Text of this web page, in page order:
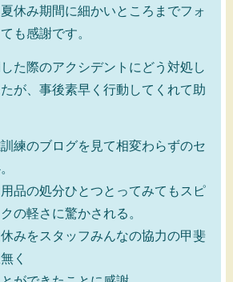
休み期間に細かいところまでフォ
も感謝です。
た際のアクシデントにどう対処し
が、事後素早く行動してくれて助
練のブログを見て相変わらずのセ
処分ひとつとってみてもスピ
の軽さに驚かされる。
スタッフみんなの協力の甲斐
く